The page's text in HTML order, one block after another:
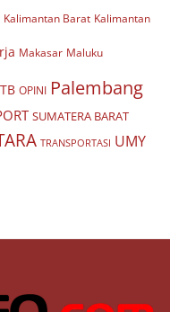
Kalimantan Barat Kalimantan
Makasar Maluku
OPINI Palembang
SUMATERA BARAT
TRANSPORTASI UMY